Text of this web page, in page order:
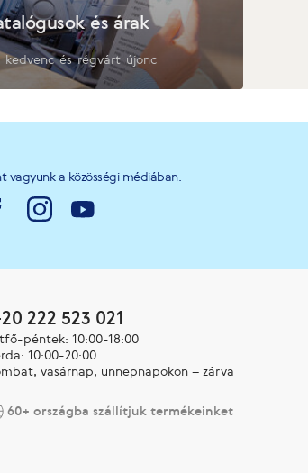
és árak
kedvenc és régvárt újonc
vagyunk a közösségi médiában:
222 523 021
péntek: 10:00-18:00
10:00-20:00
vasárnap, ünnepnapokon – zárva
60+ országba szállítjuk termékeinket